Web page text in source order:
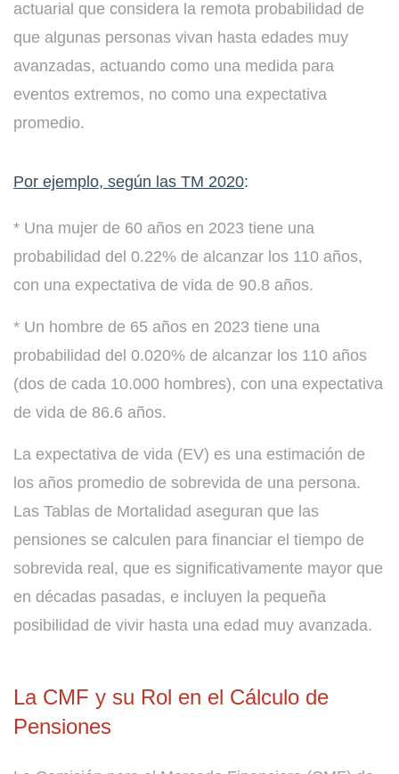
actuarial que considera la remota probabilidad de
que algunas personas vivan hasta edades muy
avanzadas, actuando como una medida para
eventos extremos, no como una expectativa
promedio.
Por ejemplo, según las TM 2020:
* Una mujer de 60 años en 2023 tiene una
probabilidad del 0.22% de alcanzar los 110 años,
con una expectativa de vida de 90.8 años.
* Un hombre de 65 años en 2023 tiene una
probabilidad del 0.020% de alcanzar los 110 años
(dos de cada 10.000 hombres), con una expectativa
de vida de 86.6 años.
La expectativa de vida (EV) es una estimación de
los años promedio de sobrevida de una persona.
Las Tablas de Mortalidad aseguran que las
pensiones se calculen para financiar el tiempo de
sobrevida real, que es significativamente mayor que
en décadas pasadas, e incluyen la pequeña
posibilidad de vivir hasta una edad muy avanzada.
La CMF y su Rol en el Cálculo de
Pensiones